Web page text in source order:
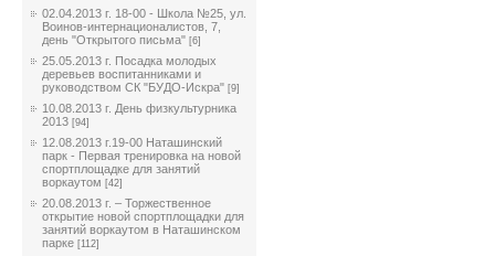
02.04.2013 г. 18-00 - Школа №25, ул.
Воинов-интернационалистов, 7,
день "Открытого письма" [6]
25.05.2013 г. Посадка молодых
деревьев воспитанниками и
руководством СК "БУДО-Искра" [9]
10.08.2013 г. День физкультурника
2013 [94]
12.08.2013 г.19-00 Наташинский
парк - Первая тренировка на новой
спортплощадке для занятий
воркаутом [42]
20.08.2013 г. – Торжественное
открытие новой спортплощадки для
занятий воркаутом в Наташинском
парке [112]